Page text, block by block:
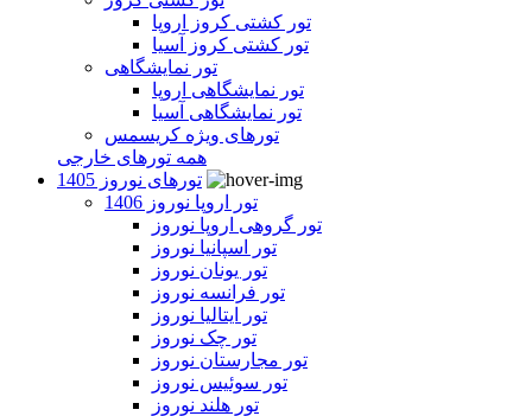
تور کشتی کروز اروپا
تور کشتی کروز آسیا
تور نمایشگاهی
تور نمایشگاهی اروپا
تور نمایشگاهی آسیا
تورهای ویژه کریسمس
همه تورهای خارجی
تورهای نوروز 1405
تور اروپا نوروز 1406
تور گروهی اروپا نوروز
تور اسپانیا نوروز
تور یونان نوروز
تور فرانسه نوروز
تور ایتالیا نوروز
تور چک نوروز
تور مجارستان نوروز
تور سوئیس نوروز
تور هلند نوروز